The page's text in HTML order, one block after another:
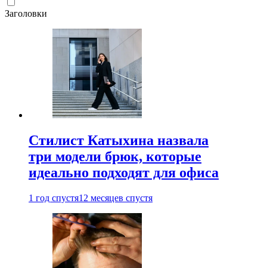
Заголовки
Стилист Катыхина назвала
три модели брюк, которые
идеально подходят для офиса
1 год спустя12 месяцев спустя